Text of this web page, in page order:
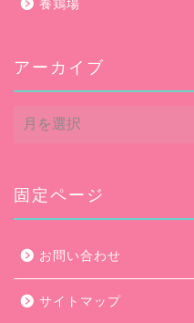
養鶏場
アーカイブ
ア
ー
ブ
固定ページ
お問い合わせ
サイトマップ